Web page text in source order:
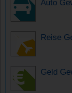
Auto
Reise
Geld